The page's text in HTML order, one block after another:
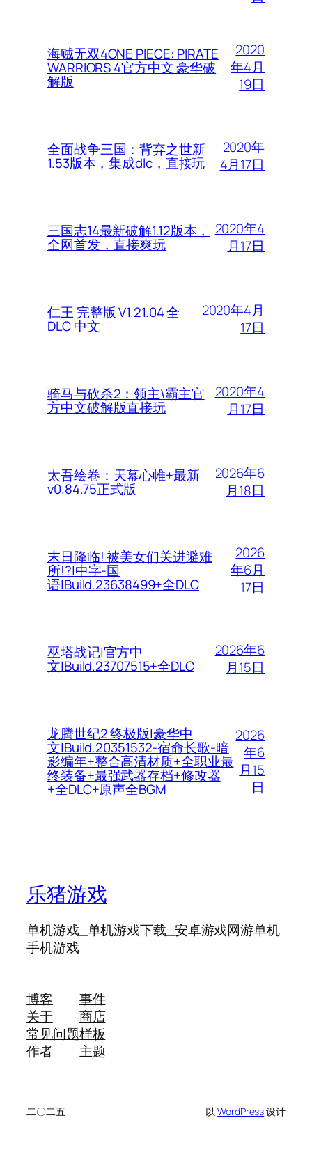
海贼无双4ONE PIECE: PIRATE
WARRIORS 4官方中文 豪华破
解版
2020
年4月
19日
全面战争三国：背弃之世新
1.53版本，集成dlc，直接玩
2020年
4月17日
三国志14最新破解1.12版本，
全网首发，直接爽玩
2020年4
月17日
仁王 完整版 V1.21.04 全
DLC 中文
2020年4月
17日
骑马与砍杀2：领主\霸主官
方中文破解版直接玩
2020年4
月17日
太吾绘卷：天幕心帷+最新
v0.84.75正式版
2026年6
月18日
末日降临! 被美女们关进避难
所!?|中字-国
语|Build.23638499+全DLC
2026
年6月
17日
巫塔战记|官方中
文|Build.23707515+全DLC
2026年6
月15日
龙腾世纪2 终极版|豪华中
文|Build.20351532-宿命长歌-暗
影编年+整合高清材质+全职业最
终装备+最强武器存档+修改器
+全DLC+原声全BGM
2026
年6
月15
日
乐猪游戏
单机游戏_单机游戏下载_安卓游戏网游单机
手机游戏
博客
关于
常见问题
作者
事件
商店
样板
主题
二〇二五 以WordPress设计